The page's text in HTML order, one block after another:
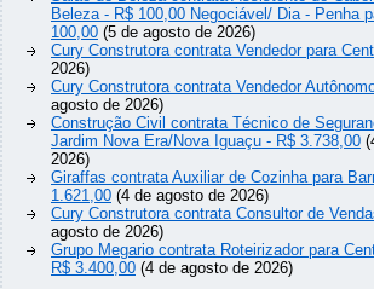
Beleza - R$ 100,00 Negociável/ Dia - Penha
100,00 (5 de agosto de 2026)
Cury Construtora contrata Vendedor para
2026)
Cury Construtora contrata Vendedor
agosto de 2026)
Construção Civil contrata Técnico de
Jardim Nova Era/Nova Iguaçu - R$ 3.738,00
2026)
Giraffas contrata Auxiliar de Cozinha para
1.621,00 (4 de agosto de 2026)
Cury Construtora contrata Consultor de
agosto de 2026)
Grupo Megario contrata Roteirizador para
R$ 3.400,00 (4 de agosto de 2026)